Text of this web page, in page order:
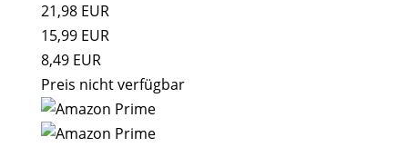
21,98 EUR
15,99 EUR
8,49 EUR
Preis nicht verfügbar